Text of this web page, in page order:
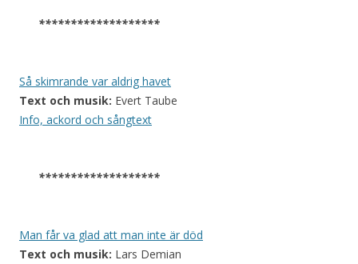
*******************
Så skimrande var aldrig havet
Text och musik: Evert Taube
Info, ackord och sångtext
*******************
Man får va glad att man inte är död
Text och musik: Lars Demian